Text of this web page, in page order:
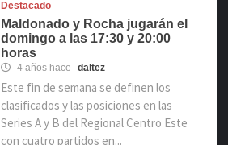
Destacado
Maldonado y Rocha jugarán el
domingo a las 17:30 y 20:00
horas
4 años hace daltez
Este fin de semana se definen los
clasificados y las posiciones en las
Series A y B del Regional Centro Este
con cuatro partidos en...